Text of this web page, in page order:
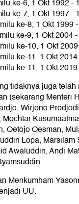
ke-6, 1 Okt 1992 -
ke-7, 1 Okt 1997 -
ke-8, 1 Okt 1999
ke-9, 1 Okt 2004
ke-10, 1 Okt
ke-11, 1 Okt
ke-11, 1 Okt
tidaknya juga
(sekarang Menteri
Wirjono
Oetojo Oesman,
Lopa, Marsilam
Awaluddin, Andi
Menkumham
UU.